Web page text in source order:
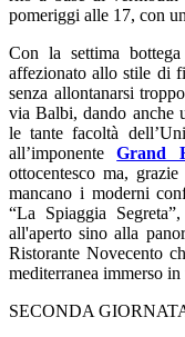
pomeriggi alle 17, con
Con la settima
affezionato allo stile di
senza allontanarsi
via Balbi, dando anche
le tante facoltà
all’imponenteGrand
ottocentesco ma,
mancano i moderni
“La Spiaggia
all'aperto sino alla
Ristorante Novecento
mediterranea immerso in
SECONDA